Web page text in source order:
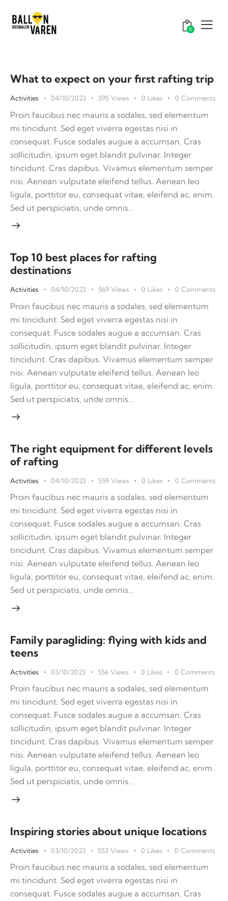
0
What to expect on your first rafting trip
Activities 04/10/2023 595 Views 0 Likes 0 Comments
Proin faucibus nec mauris a sodales, sed elementum
mi tincidunt. Sed eget viverra egestas nisi in
consequat. Fusce sodales augue a accumsan. Cras
sollicitudin, ipsum eget blandit pulvinar. Integer
tincidunt. Cras dapibus. Vivamus elementum semper
nisi. Aenean vulputate eleifend tellus. Aenean leo
ligula, porttitor eu, consequat vitae, eleifend ac, enim.
Sed ut perspiciatis, unde omnis…
Top 10 best places for rafting
destinations
Activities 04/10/2023 569 Views 0 Likes 0 Comments
Proin faucibus nec mauris a sodales, sed elementum
mi tincidunt. Sed eget viverra egestas nisi in
consequat. Fusce sodales augue a accumsan. Cras
sollicitudin, ipsum eget blandit pulvinar. Integer
tincidunt. Cras dapibus. Vivamus elementum semper
nisi. Aenean vulputate eleifend tellus. Aenean leo
ligula, porttitor eu, consequat vitae, eleifend ac, enim.
Sed ut perspiciatis, unde omnis…
The right equipment for different levels
of rafting
Activities 04/10/2023 559 Views 0 Likes 0 Comments
Proin faucibus nec mauris a sodales, sed elementum
mi tincidunt. Sed eget viverra egestas nisi in
consequat. Fusce sodales augue a accumsan. Cras
sollicitudin, ipsum eget blandit pulvinar. Integer
tincidunt. Cras dapibus. Vivamus elementum semper
nisi. Aenean vulputate eleifend tellus. Aenean leo
ligula, porttitor eu, consequat vitae, eleifend ac, enim.
Sed ut perspiciatis, unde omnis…
Family paragliding: flying with kids and
teens
Activities 03/10/2023 556 Views 0 Likes 0 Comments
Proin faucibus nec mauris a sodales, sed elementum
mi tincidunt. Sed eget viverra egestas nisi in
consequat. Fusce sodales augue a accumsan. Cras
sollicitudin, ipsum eget blandit pulvinar. Integer
tincidunt. Cras dapibus. Vivamus elementum semper
nisi. Aenean vulputate eleifend tellus. Aenean leo
ligula, porttitor eu, consequat vitae, eleifend ac, enim.
Sed ut perspiciatis, unde omnis…
Inspiring stories about unique locations
Activities 03/10/2023 553 Views 0 Likes 0 Comments
Proin faucibus nec mauris a sodales, sed elementum
mi tincidunt. Sed eget viverra egestas nisi in
consequat. Fusce sodales augue a accumsan. Cras